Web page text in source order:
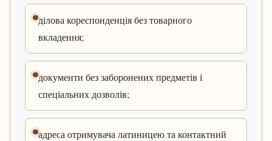
ділова кореспонденція без товарного
вкладення;
документи без заборонених предметів і
спеціальних дозволів;
адреса отримувача латиницею та контактний